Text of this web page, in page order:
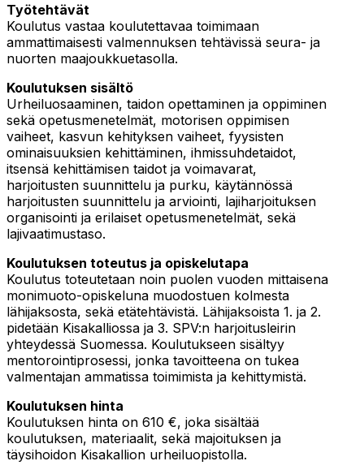
Työtehtävät
Koulutus vastaa koulutettavaa toimimaan
ammattimaisesti valmennuksen tehtävissä seura- ja
nuorten maajoukkuetasolla.
Koulutuksen sisältö
Urheiluosaaminen, taidon opettaminen ja oppiminen
sekä opetusmenetelmät, motorisen oppimisen
vaiheet, kasvun kehityksen vaiheet, fyysisten
ominaisuuksien kehittäminen, ihmissuhdetaidot,
itsensä kehittämisen taidot ja voimavarat,
harjoitusten suunnittelu ja purku, käytännössä
harjoitusten suunnittelu ja arviointi, lajiharjoituksen
organisointi ja erilaiset opetusmenetelmät, sekä
lajivaatimustaso.
Koulutuksen toteutus ja opiskelutapa
Koulutus toteutetaan noin puolen vuoden mittaisena
monimuoto-opiskeluna muodostuen kolmesta
lähijaksosta, sekä etätehtävistä. Lähijaksoista 1. ja 2.
pidetään Kisakalliossa ja 3. SPV:n harjoitusleirin
yhteydessä Suomessa. Koulutukseen sisältyy
mentorointiprosessi, jonka tavoitteena on tukea
valmentajan ammatissa toimimista ja kehittymistä.
Koulutuksen hinta
Koulutuksen hinta on 610 €, joka sisältää
koulutuksen, materiaalit, sekä majoituksen ja
täysihoidon Kisakallion urheiluopistolla.